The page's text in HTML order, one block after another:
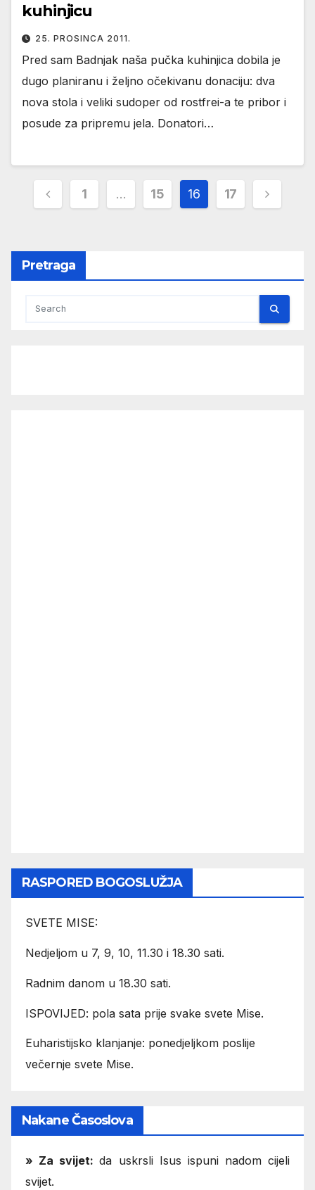
kuhinjicu
25. PROSINCA 2011.
Pred sam Badnjak naša pučka kuhinjica dobila je
dugo planiranu i željno očekivanu donaciju: dva
nova stola i veliki sudoper od rostfrei-a te pribor i
posude za pripremu jela. Donatori…
Brojevi
objava
1 … 15 16 17
Pretraga
RASPORED BOGOSLUŽJA
SVETE MISE:
Nedjeljom u 7, 9, 10, 11.30 i 18.30 sati.
Radnim danom u 18.30 sati.
ISPOVIJED: pola sata prije svake svete Mise.
Euharistijsko klanjanje: ponedjeljkom poslije
večernje svete Mise.
Nakane Časoslova
» Za svijet:da uskrsli Isus ispuni nadom cijeli
svijet.